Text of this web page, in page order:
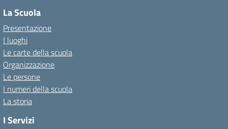
La Scuola
Presentazione
I luoghi
Le carte della scuola
Organizzazione
Le persone
I numeri della scuola
La storia
I Servizi